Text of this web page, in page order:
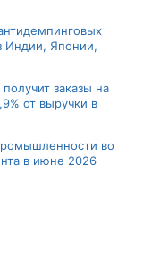
Индии, Японии,
заказы на
от выручки в
во
в июне 2026